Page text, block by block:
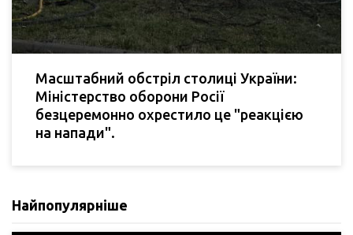
Масштабний обстріл столиці України:
Міністерство оборони Росії
безцеремонно охрестило це "реакцією
на напади".
Найпопулярніше